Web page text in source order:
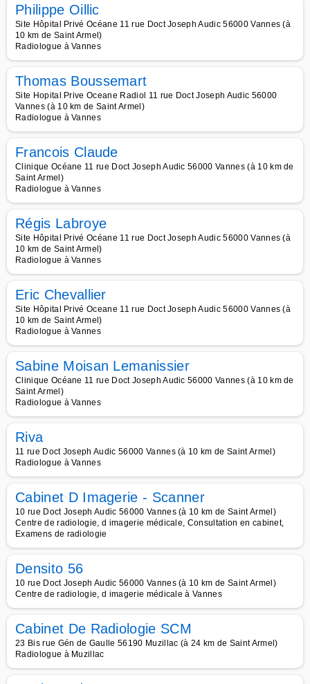
Philippe Oillic
Site Hôpital Privé Océane 11 rue Doct Joseph Audic 56000 Vannes (à
10 km de Saint Armel)
Radiologue à Vannes
Thomas Boussemart
Site Hopital Prive Oceane Radiol 11 rue Doct Joseph Audic 56000
Vannes (à 10 km de Saint Armel)
Radiologue à Vannes
Francois Claude
Clinique Océane 11 rue Doct Joseph Audic 56000 Vannes (à 10 km de
Saint Armel)
Radiologue à Vannes
Régis Labroye
Site Hôpital Privé Océane 11 rue Doct Joseph Audic 56000 Vannes (à
10 km de Saint Armel)
Radiologue à Vannes
Eric Chevallier
Site Hôpital Privé Oceane 11 rue Doct Joseph Audic 56000 Vannes (à
10 km de Saint Armel)
Radiologue à Vannes
Sabine Moisan Lemanissier
Clinique Océane 11 rue Doct Joseph Audic 56000 Vannes (à 10 km de
Saint Armel)
Radiologue à Vannes
Riva
11 rue Doct Joseph Audic 56000 Vannes (à 10 km de Saint Armel)
Radiologue à Vannes
Cabinet D Imagerie - Scanner
10 rue Doct Joseph Audic 56000 Vannes (à 10 km de Saint Armel)
Centre de radiologie, d imagerie médicale, Consultation en cabinet,
Examens de radiologie
Densito 56
10 rue Doct Joseph Audic 56000 Vannes (à 10 km de Saint Armel)
Centre de radiologie, d imagerie médicale à Vannes
Cabinet De Radiologie SCM
23 Bis rue Gén de Gaulle 56190 Muzillac (à 24 km de Saint Armel)
Radiologue à Muzillac